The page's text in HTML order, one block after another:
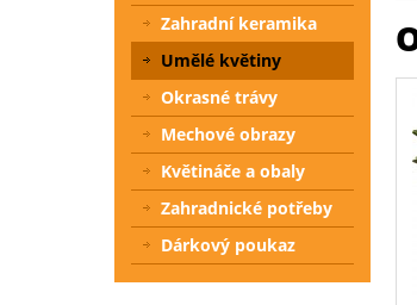
Zahradní keramika
Umělé květiny
Okrasné trávy
Mechové obrazy
Květináče a obaly
Zahradnické potřeby
Dárkový poukaz